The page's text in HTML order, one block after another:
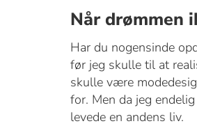
Når drømmen
Har du nogensinde
før jeg skulle til at
skulle være
for. Men da jeg
levede en andens liv.